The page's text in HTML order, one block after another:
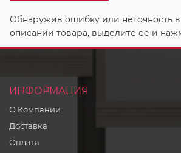
Обнаружив ошибку или неточность в
описании товара, выделите ее и
ИНФОРМАЦИЯ
О Компании
Доставка
Оплата